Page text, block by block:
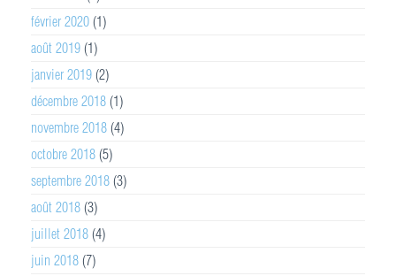
février 2020 (1)
août 2019 (1)
janvier 2019 (2)
décembre 2018 (1)
novembre 2018 (4)
octobre 2018 (5)
septembre 2018 (3)
août 2018 (3)
juillet 2018 (4)
juin 2018 (7)